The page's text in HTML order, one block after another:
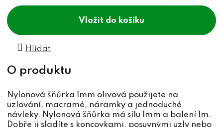
do košíku
Hlídat
Nylonová šňůrka 1mm olivová použijete na
uzlování, macramé, náramky a jednoduché
návleky. Nylonová šňůrka má sílu 1mm a balení 1m.
Dobře ji sladíte s koncovkami, posuvnými uzly nebo